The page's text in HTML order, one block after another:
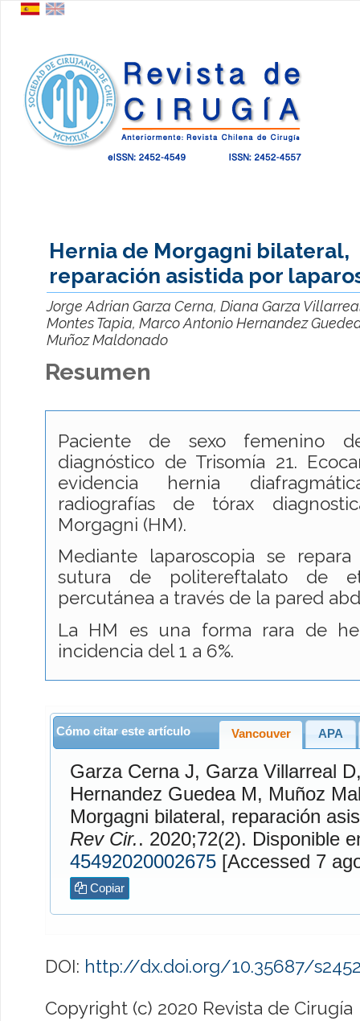
Hernia de Morgagni bilateral,
reparación asistida por
Jorge Adrian Garza Cerna, Diana Garza
Montes Tapia, Marco Antonio Hernandez
Muñoz Maldonado
Resumen
Paciente de sexo femenino
diagnóstico de Trisomía 21.
evidencia hernia
radiografías de tórax
Morgagni (HM).
Mediante laparoscopia se
sutura de politereftalato de
percutánea a través de la pared
La HM es una forma rara de
incidencia del 1 a 6%.
Cómo citar este artículo Vancouver APA
Garza CernaJ, Garza Villarreal
Hernandez GuedeaM, Muñoz
Morgagni bilateral, reparación
Rev Cir.
. 2020;72(2).
45492020002675
Copiar
DOI: http://dx.doi.org/10.35687/
Copyright (c) 2020 Revista de Cirugía